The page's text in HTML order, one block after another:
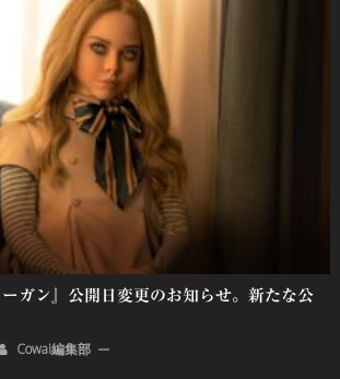
ガン』公開日変更のお知らせ。新たな公
Cowai編集部